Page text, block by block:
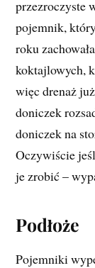
przezroczyste
pojemnik,
roku
koktajlowych,
więc drenaż
doniczek
doniczek na
Oczywiście
je zrobić –
Podłoże
Pojemniki